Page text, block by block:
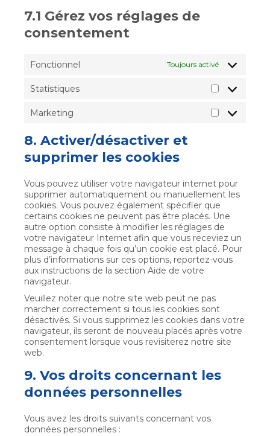
7.1 Gérez vos réglages de
consentement
Fonctionnel Toujours activé
Statistiques
Statistiques
Marketing
Marketing
8. Activer/désactiver et
supprimer les cookies
Vous pouvez utiliser votre navigateur internet pour
supprimer automatiquement ou manuellement les
cookies. Vous pouvez également spécifier que
certains cookies ne peuvent pas être placés. Une
autre option consiste à modifier les réglages de
votre navigateur Internet afin que vous receviez un
message à chaque fois qu’un cookie est placé. Pour
plus d’informations sur ces options, reportez-vous
aux instructions de la section Aide de votre
navigateur.
Veuillez noter que notre site web peut ne pas
marcher correctement si tous les cookies sont
désactivés. Si vous supprimez les cookies dans votre
navigateur, ils seront de nouveau placés après votre
consentement lorsque vous revisiterez notre site
web.
9. Vos droits concernant les
données personnelles
Vous avez les droits suivants concernant vos
données personnelles :